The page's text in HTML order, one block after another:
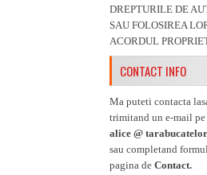
DREPTURILE DE
SAU FOLOSIREA
ACORDUL
CONTACT INFO
Ma puteti contacta
trimitand un e-mail pe
alice @
sau completand
pagina de Contact.